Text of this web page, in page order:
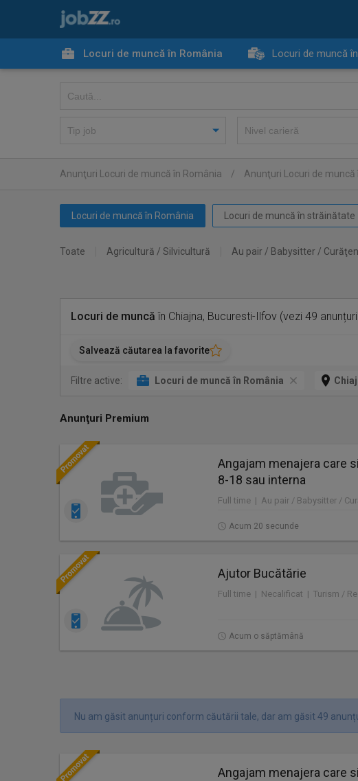
Locuri de muncă în România Locuri de muncă
Anunţuri Locuri de muncă în România / Anunţuri Locuri de
Locuri de muncă în România Locuri de muncă în străinătate
Toate Agricultură / Silvicultură Au pair / Babysitter /
Locuri de muncă în Chiajna, Bucuresti-Ilfov (vezi 49
Salvează căutarea la favorite
Filtre active: Locuri de muncă în România
Anunţuri Premium
Angajam menajera care
8-18 sau interna
Full time | Au pair / Babysitter /
Acum 20 secunde
Ajutor Bucătărie
Full time | Necalificat | Turism /
Acum o săptămână
Nu am găsit anunțuri conform căutării tale, dar am găsit 49
Angajam menajera care